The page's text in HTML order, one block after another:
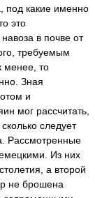
под какие именно
это
в почве от
требуемым
менее, то
Зная
и
мог рассчитать,
следует
Рассмотренные
Из них
а второй
не брошена